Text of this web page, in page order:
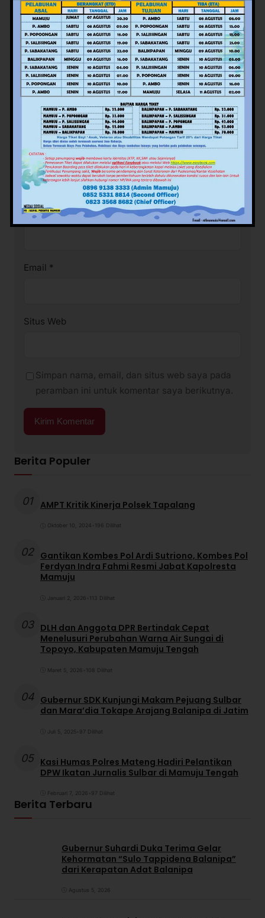
Tinggalkan Balasan
Alamat email Anda tidak akan dipublikasikan. Ruas
yang wajib ditandai*
Komentar*
Nama*
Email *
Situs Web
Simpan nama, email, dan situs web saya pada
peramban ini untuk komentar saya berikutnya.
Berita Populer
01 AMPT Kritik Kinerja Polsek Tapalang
Oktober 10, 2024 196 Dilihat
02 Gantikan Kombes Pol Ardi Sutriono, Kombes Pol
Ferdyan Indra Fahmi Resmi Jabat Kapolresta
Mamuju
Januari 2, 2026 113 Dilihat
03 DLH dan Anggota DPR Bertindak Cepat
Menelusuri Perubahan Warna Air Sungai di
Topoyo, Kabupaten Mamuju Tengah
Maret 5, 2026 108 Dilihat
04 Gubernur SDK Kunjungi Makam Pejuang Sulbar
dan Mara’dia Tokape Arajang Balanipa di Jatim
Juli 5, 2025 97 Dilihat
05 Kasi Humas Polres Mateng Hadiri Pelantikan
DPW Ikatan Jurnalis Sulbar di Mamuju Tengah
Februari 7, 2026 97 Dilihat
Berita Terbaru
Gubernur Suhardi Duka Terima Gelar
Kehormatan “Sulo Tappidena Balanipa”
dari Kerapatan Adat Balanipa
Agustus 5, 2026